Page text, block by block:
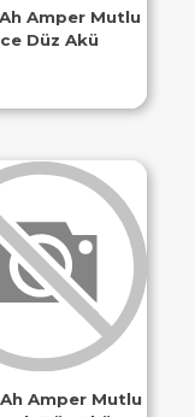
Amper Mutlu
Düz Akü
Amper Mutlu